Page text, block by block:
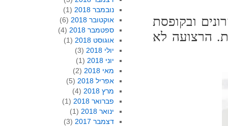
ובקופסת
הרצועה לא
נובמבר 2018
(1)
אוקטובר 2018
(6)
ספטמבר 2018
(4)
אוגוסט 2018
(1)
יולי 2018
(3)
יוני 2018
(1)
מאי 2018
(2)
אפריל 2018
(5)
מרץ 2018
(4)
פברואר 2018
(1)
ינואר 2018
(1)
דצמבר 2017
(3)